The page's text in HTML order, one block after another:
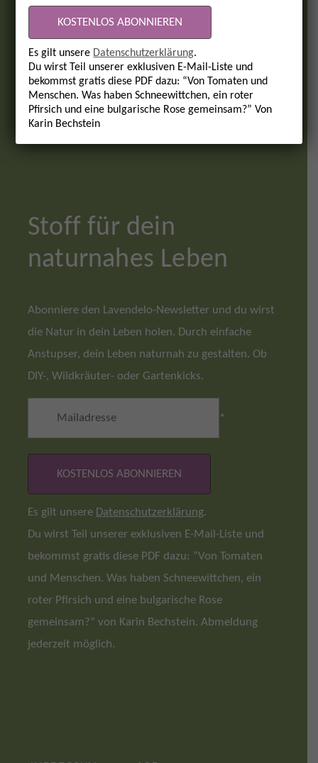
Stoff für dein
naturnahes Leben
Abonniere den Lavendelo-Newsletter und du wirst
die Natur in dein Leben holen. Durch einfache
Anstupser, dein Leben naturnah zu gestalten. Ob
DIY-, Wildkräuter- oder Gartenkicks.
*
Es gilt unsere Datenschutzerklärung.
Du wirst Teil unserer exklusiven E-Mail-Liste und
bekommst gratis diese PDF dazu: “Von Tomaten
und Menschen. Was haben Schneewittchen, ein
roter Pfirsich und eine bulgarische Rose
gemeinsam?” von Karin Bechstein. Abmeldung
jederzeit möglich.
Es gilt unsere Datenschutzerklärung.
Du wirst Teil unserer exklusiven E-Mail-Liste und
bekommst gratis diese PDF dazu: “Von Tomaten und
Menschen. Was haben Schneewittchen, ein roter
Pfirsich und eine bulgarische Rose gemeinsam?” Von
Karin Bechstein